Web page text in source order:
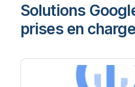
Solutions
prises en